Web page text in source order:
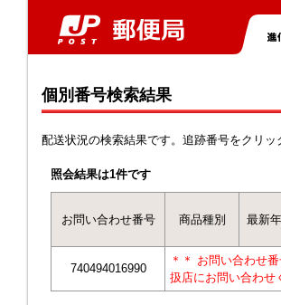
個別番号検索結果
配送状況の検索結果です。追跡番号をクリ
照会結果は1件です
お問い合わせ番号 商品種別 最新
740494016990
＊＊ お問い合わせ
扱店にお問い合わせ